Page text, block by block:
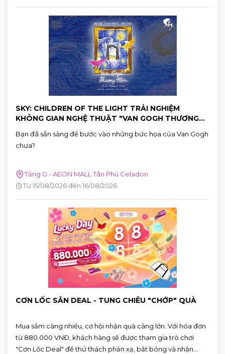
SKY: CHILDREN OF THE LIGHT TRẢI NGHIỆM
KHÔNG GIAN NGHỆ THUẬT "VAN GOGH THƯƠNG
Bạn đã sẵn sàng để bước vào những bức họa của Van Gogh
chưa?
Tầng G - AEON MALL Tân Phú Celadon
Từ 15/08/2026 đến 16/08/2026
CƠN LỐC SĂN DEAL - TUNG CHIÊU "CHỚP" QUÀ
Mua sắm càng nhiều, cơ hội nhận quà càng lớn. Với hóa đơn
từ 880.000 VNĐ, khách hàng sẽ được tham gia trò chơi
"Cơn Lốc Deal" để thử thách phản xạ, bắt bóng và nhận